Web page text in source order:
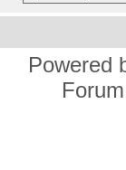
Powered